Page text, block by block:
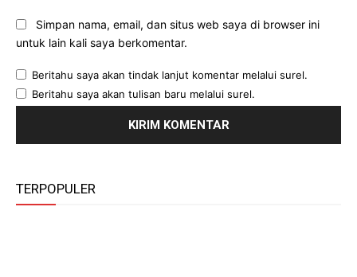
Simpan nama, email, dan situs web saya di browser ini
untuk lain kali saya berkomentar.
Beritahu saya akan tindak lanjut komentar melalui surel.
Beritahu saya akan tulisan baru melalui surel.
TERPOPULER